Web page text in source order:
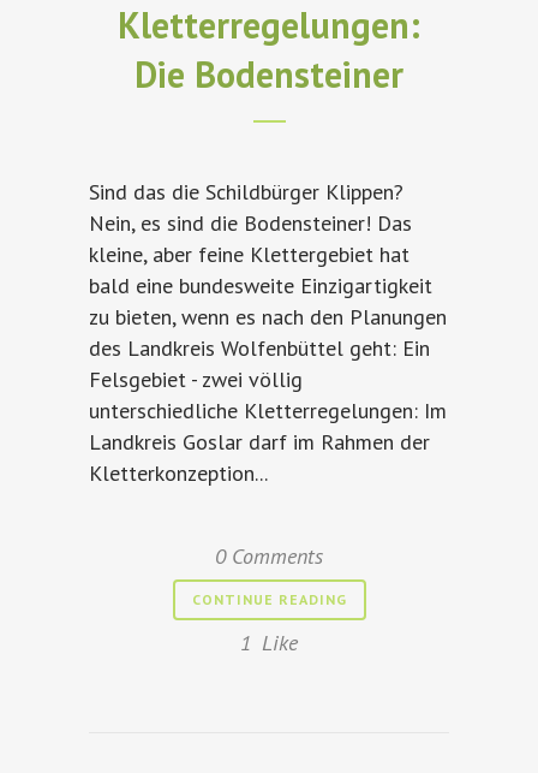
Kletterregelungen:
Die Bodensteiner
Sind das die Schildbürger Klippen?
Nein, es sind die Bodensteiner! Das
kleine, aber feine Klettergebiet hat
bald eine bundesweite Einzigartigkeit
zu bieten, wenn es nach den Planungen
des Landkreis Wolfenbüttel geht: Ein
Felsgebiet - zwei völlig
unterschiedliche Kletterregelungen: Im
Landkreis Goslar darf im Rahmen der
Kletterkonzeption...
0 Comments
CONTINUE READING
1 Like